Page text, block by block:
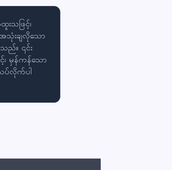
သဖြင့်၊
သုံးချလိုသော
ည်။ ၎င်း
၊ မှန်ကန်သော
ပ်လိုက်ပါ